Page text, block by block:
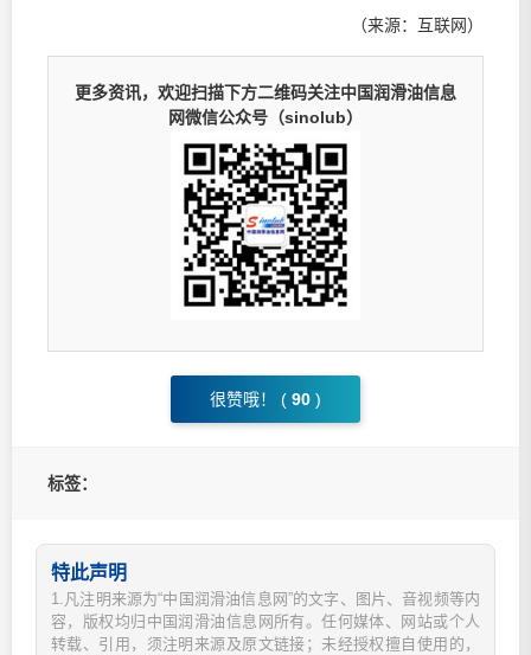
（来源：互联网）
更多资讯，欢迎扫描下方二维码关注中国润滑油信息
网微信公众号（sinolub）
很赞哦！ ( 90 )
标签：
特此声明
1.凡注明来源为“中国润滑油信息网”的文字、图片、音视频等内
容，版权均归中国润滑油信息网所有。任何媒体、网站或个人
转载、引用，须注明来源及原文链接；未经授权擅自使用的，